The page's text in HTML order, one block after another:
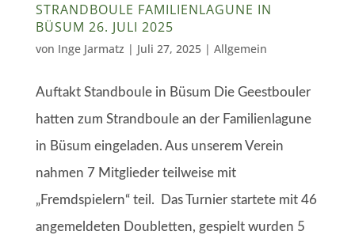
STRANDBOULE FAMILIENLAGUNE IN
BÜSUM 26. JULI 2025
von Inge Jarmatz | Juli 27, 2025| Allgemein
Auftakt Standboule in Büsum Die Geestbouler
hatten zum Strandboule an der Familienlagune
in Büsum eingeladen. Aus unserem Verein
nahmen 7 Mitglieder teilweise mit
„Fremdspielern“ teil. Das Turnier startete mit 46
angemeldeten Doubletten, gespielt wurden 5